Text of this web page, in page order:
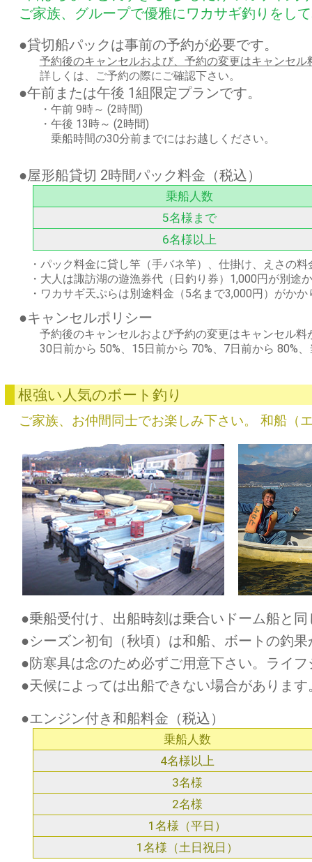
ご家族、グループで優雅にワカサギ釣りをし
●貸切船パックは事前の予約が必要です。
予約後のキャンセルおよび、予約の変更はキャンセル
詳しくは、ご予約の際にご確認下さい。
●午前または午後 1組限定プランです。
・午前 9時～ (2時間)
・午後 13時～ (2時間)
乗船時間の30分前までにはお越しください。
●屋形船貸切 2時間パック料金（税込）
乗船人数
5名様まで
6名様以上
・パック料金に貸し竿（手バネ竿）、仕掛け、えさの
・大人は諏訪湖の遊漁券代（日釣り券）1,000円が別途
・ワカサギ天ぷらは別途料金（5名まで3,000円）がかか
●キャンセルポリシー
予約後のキャンセルおよび予約の変更はキャンセル料
30日前から 50%、15日前から 70%、7日前から 80%
根強い人気のボート釣り
ご家族、お仲間同士でお楽しみ下さい。 和船（
●乗船受付け、出船時刻は乗合いドーム船と同
●シーズン初旬（秋頃）は和船、ボートの釣
●防寒具は念のため必ずご用意下さい。ライ
●天候によっては出船できない場合があります
●エンジン付き和船料金（税込）
乗船人数
4名様以上
3名様
2名様
1名様（平日）
1名様（土日祝日）